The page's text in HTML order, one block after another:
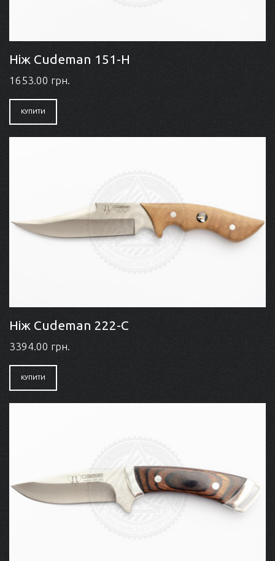
Ніж Cudeman 151-H
1653.00 грн.
КУПИТИ
Ніж Cudeman 222-C
3394.00 грн.
КУПИТИ